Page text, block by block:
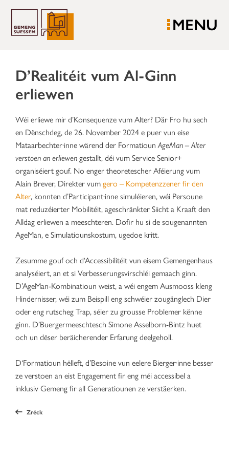
MENU
D’Realitéit vum Al-Ginn
erliewen
Wéi erliewe mir d’Konsequenze vum Alter? Där Fro hu sech
en Dënschdeg, de 26. November 2024 e puer vun eise
Mataarbechter·inne wärend der FormatiounAgeMan – Alter
verstoen an erliewengestallt, déi vum Service Senior+
organiséiert gouf. No enger theoretescher Aféierung vum
Alain Brever, Direkter vumgero – Kompetenzzener fir den
Alter, konnten d’Participant·inne simuléieren, wéi Persoune
mat reduzéierter Mobilitéit, ageschränkter Siicht a Kraaft den
Alldag erliewen a meeschteren. Dofir hu si de sougenannten
AgeMan, e Simulatiounskostum, ugedoe kritt.
Zesumme gouf och d‘Accessibilitéit vun eisem Gemengenhaus
analyséiert, an et si Verbesserungsvirschléi gemaach ginn.
D’AgeMan-Kombinatioun weist, a wéi engem Ausmooss kleng
Hindernisser, wéi zum Beispill eng schwéier zougänglech Dier
oder eng rutscheg Trap, séier zu grousse Problemer kënne
ginn. D’Buergermeeschtesch Simone Asselborn-Bintz huet
och un dëser beräicherender Erfarung deelgeholl.
D‘Formatioun hëlleft, d’Besoine vun eelere Bierger·inne besser
ze verstoen an eist Engagement fir eng méi accessibel a
inklusiv Gemeng fir all Generatiounen ze verstäerken.
Zréck